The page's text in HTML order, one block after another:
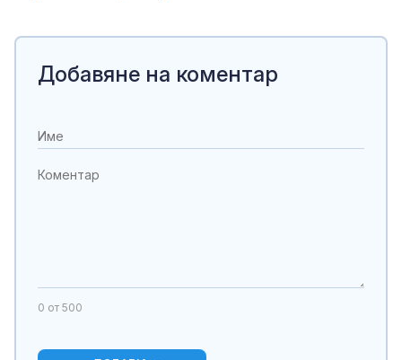
Добавяне на коментар
0 от 500